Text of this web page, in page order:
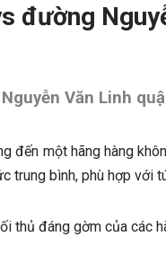
đường
Văn Linh
đến một hãng hàng
trung bình, phù hợp với
thủ đáng gờm của các